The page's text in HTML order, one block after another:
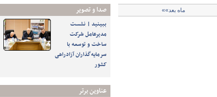
صدا و تصوير
ببینید | نشست
مدیرعامل شرکت
ساخت و توسعه با
سرمایه‌گذاران آزادراهی
کشور
عناوین برتر
ماه بعد»»